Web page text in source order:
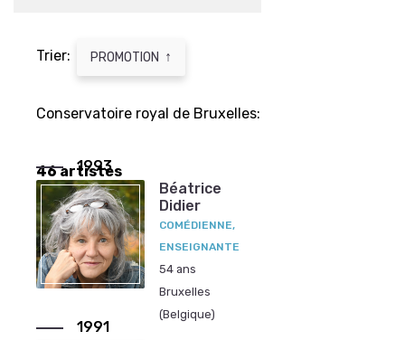
Conservatoire royal de Bruxelles:
46 artistes
Trier: PROMOTION ↑
1993
Béatrice
Didier
COMÉDIENNE,
ENSEIGNANTE
54 ans
Bruxelles
(Belgique)
1991